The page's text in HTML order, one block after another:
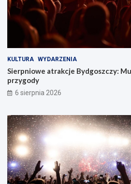
KULTURA WYDARZENIA
Sierpniowe atrakcje Bydgoszczy:
przygody
6 sierpnia 2026